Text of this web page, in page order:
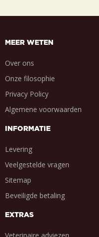
MEER WETEN
Over ons
Onze filosophie
Privacy Policy
Algemene voorwaarden
INFORMATIE
Levering
Veelgestelde vragen
Sitemap
Beveiligde betaling
EXTRAS
Veterinaire adviezen